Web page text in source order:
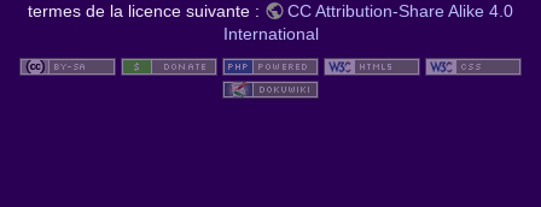
termes de la licence suivante :
CC Attribution-Share Alike 4.0
International